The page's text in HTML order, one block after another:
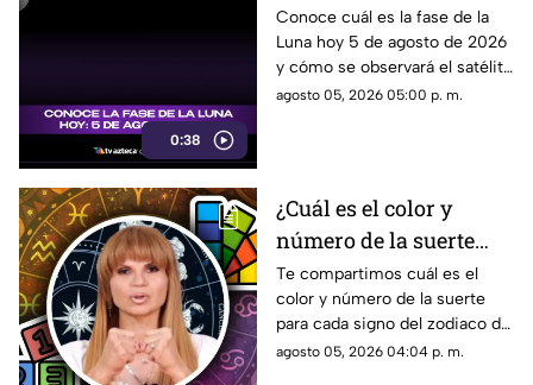
0:38
2026? Descubre cómo
se verá el satélite esta
noche
Conoce cuál es la fase de la
Luna hoy 5 de agosto de 2026
y cómo se observará el satélite
natural durante la noche.
agosto 05, 2026 05:00 p. m.
¿Cuál es el color y
número de la suerte
HOY, 5 de agosto de
2026? Predicciones de
Mhoni Vidente para
cada signo este
Te compartimos cuál es el
color y número de la suerte
para cada signo del zodiaco de
acuerdo al horóscopo de
agosto 05, 2026 04:04 p. m.